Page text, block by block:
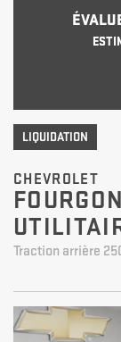
LIQUIDATION
CHEVROLET
Traction arrière